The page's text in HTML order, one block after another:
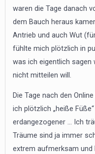
waren die Tage danach
dem Bauch heraus
Antrieb und auch Wut
fühlte mich plötzlich in
was ich eigentlich sagen
nicht mitteilen will.
Die Tage nach den
ich plötzlich „heiße
erdangezogener … Ich
Träume sind ja immer
extrem aufmerksam und